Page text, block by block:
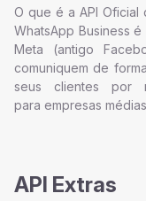
O que é a API Oficial
WhatsApp Business
Meta (antigo
comuniquem de
seus clientes por
para empresas
API Extras